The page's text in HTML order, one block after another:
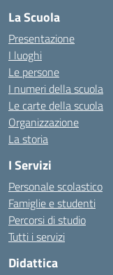
La Scuola
Presentazione
I luoghi
Le persone
I numeri della scuola
Le carte della scuola
Organizzazione
La storia
I Servizi
Personale scolastico
Famiglie e studenti
Percorsi di studio
Tutti i servizi
Didattica